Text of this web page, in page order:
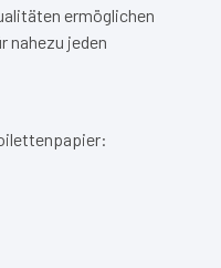
ermöglichen
nahezu jeden